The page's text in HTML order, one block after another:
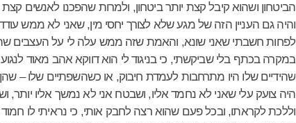
הביטחון ושהוא קיבל קצת יותר ביטחון, ולמרות שהפכנו לאנשים
והיה גם העניין הזה של מגע שלא לצורך יחסי מין, שאני לא ממש
לפחות חשבתי שאני שונא, והאמת שזה ממש עלה לי על העצבים
במקרה בכתף בלי שביקשתי, כי בניגוד לי הוא דווקא אהב מאוד
שהידיים שלו היו מתרחבות לעמדת חיבוק, או כשהשפתיים שלו –
היה צועק עלי שאני לא נחמד אליו, ושבטח אני לא נמשך אליו
וללכת לקראתו, ובכל פעם שהוא רצה לחבק אותי, כי נראיתי לו